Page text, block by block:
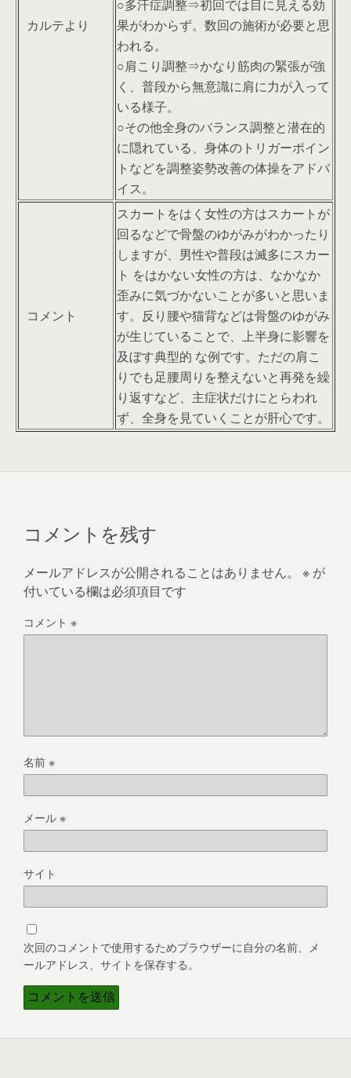
カルテより
○多汗症調整⇒初回では目に見える効
果がわからず。数回の施術が必要と思
われる。
○肩こり調整⇒かなり筋肉の緊張が強
く、普段から無意識に肩に力が入って
いる様子。
○その他全身のバランス調整と潜在的
に隠れている、身体のトリガーポイン
トなどを調整姿勢改善の体操をアドバ
イス。
コメント
スカートをはく女性の方はスカートが
回るなどで骨盤のゆがみがわかったり
しますが、男性や普段は滅多にスカー
ト をはかない女性の方は、なかなか
歪みに気づかないことが多いと思いま
す。反り腰や猫背などは骨盤のゆがみ
が生じていることで、上半身に影響を
及ぼす典型的 な例です。ただの肩こ
りでも足腰周りを整えないと再発を繰
り返すなど、主症状だけにとらわれ
ず、全身を見ていくことが肝心です。
コメントを残す
メールアドレスが公開されることはありません。 ※ が
付いている欄は必須項目です
コメント ※
名前※
メール※
サイト
次回のコメントで使用するためブラウザーに自分の名前、メ
ールアドレス、サイトを保存する。